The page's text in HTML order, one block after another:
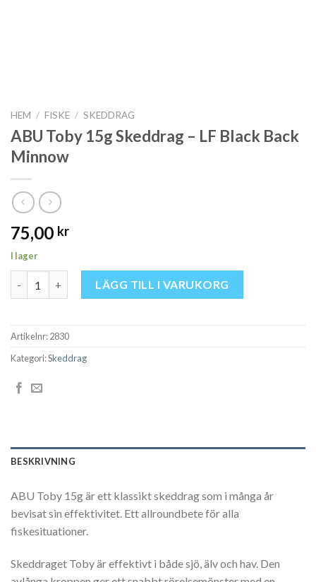
HEM / FISKE / SKEDDRAG
ABU Toby 15g Skeddrag – LF Black Back
Minnow
75,00 kr
I lager
ABU Toby 15g Skeddrag - LF Black Back Minnow mängd
LÄGG TILL I VARUKORG
Artikelnr:2830
Kategori:Skeddrag
BESKRIVNING
ABU Toby 15g är ett klassikt skeddrag som i många år
bevisat sin effektivitet. Ett allroundbete för alla
fiskesituationer.
Skeddraget Toby är effektivt i både sjö, älv och hav. Den